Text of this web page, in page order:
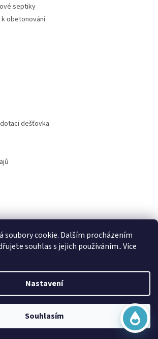
soubory cookie. Dalším procházením
souhlas s jejich používáním.. Více
Nastavení
Souhlasím
septiky
obetonování
dešťovka
Filtry dešťové vody
Vytvořil Shoptet
Česká nádrž. Všechna práva vyhrazena.
Začít konverzaci